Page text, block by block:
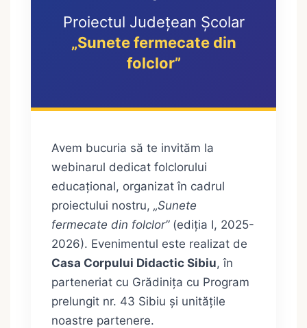
Proiectul Județean Școlar
„Sunete fermecate din
folclor”
Avem bucuria să te invităm la
webinarul dedicat folclorului
educațional, organizat în cadrul
proiectului nostru, „Sunete
fermecate din folclor”(ediția I, 2025-
2026). Evenimentul este realizat de
Casa Corpului Didactic Sibiu, în
parteneriat cu Grădinița cu Program
prelungit nr. 43 Sibiu și unitățile
noastre partenere.